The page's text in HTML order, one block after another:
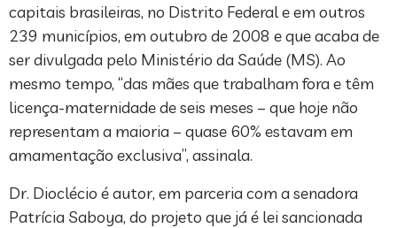
capitais brasileiras, no Distrito Federal e em outros
239 municípios, em outubro de 2008 e que acaba de
ser divulgada pelo Ministério da Saúde (MS). Ao
mesmo tempo, “das mães que trabalham fora e têm
licença-maternidade de seis meses – que hoje não
representam a maioria – quase 60% estavam em
amamentação exclusiva”, assinala.
Dr. Dioclécio é autor, em parceria com a senadora
Patrícia Saboya, do projeto que já é lei sancionada